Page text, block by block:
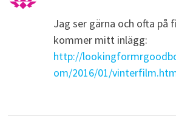
Jag ser gärna och ofta på
kommer mitt inlägg:
http://
om/2016/01/